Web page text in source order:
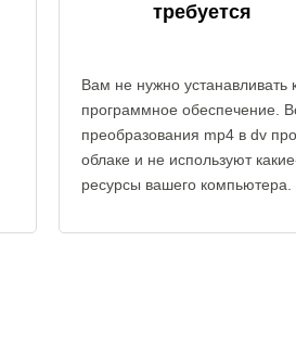
требуется
Вам не нужно устанавливать
программное обеспечение.
преобразования mp4 в dv
облаке и не используют
ресурсы вашего компьютера.